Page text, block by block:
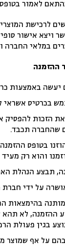
לאמור
לרכישת
ויצא אישור
במלאי החברה
ההזמנה
יעשה באמצעות
בכרטיס אשראי
הזכות להפסיק
שהחברה תכבד.
בטופס
והוא רק
תבצע הנהלת
על ידי
בהימצאות
ההזמנה, לא תהא
בגין פעולת
בהם על אף שמוצר